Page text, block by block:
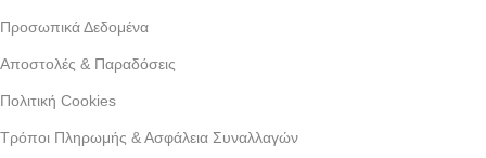
Προσωπικά Δεδομένα
Αποστολές & Παραδόσεις
Πολιτική Cookies
Τρόποι Πληρωμής & Ασφάλεια Συναλλαγών